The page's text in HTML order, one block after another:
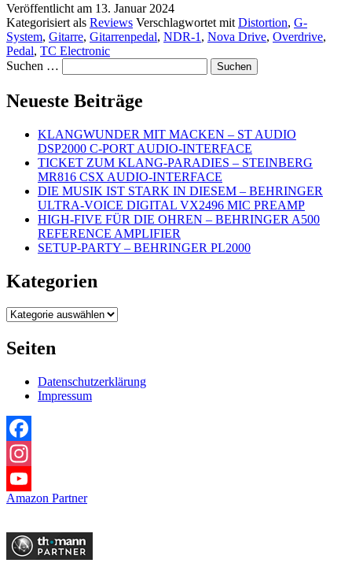
–
TC
ELECTRONIC
NDR-
DRIVE
Veröffentlicht am 13. Januar 2024
Kategorisiert als Reviews Verschlagwortet mit Distortion, G-
System, Gitarre, Gitarrenpedal, NDR-1 , Nova Drive, Overdrive,
Pedal, TC Electronic
Suchen …
Neueste Beiträge
KLANGWUNDER MIT MACKEN – ST AUDIO
DSP2000 C-PORT AUDIO-INTERFACE
TICKET ZUM KLANG-PARADIES – STEINBERG
MR816 CSX AUDIO-INTERFACE
DIE MUSIK IST STARK IN DIESEM – BEHRINGER
ULTRA-VOICE DIGITAL VX2496 MIC PREAMP
HIGH-FIVE FÜR DIE OHREN – BEHRINGER A500
REFERENCE AMPLIFIER
SETUP-PARTY – BEHRINGER PL2000
Kategorien
Kategorien
Seiten
Datenschutzerklärung
Impressum
Facebook
Instagram
YouTube
Amazon Partner